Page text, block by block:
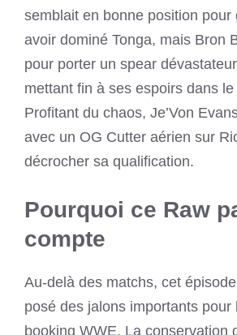
semblait en bonne position pour
avoir dominé Tonga, mais Bron
pour porter un spear
mettant fin à ses espoirs dans
Profitant du chaos, Je’Von
avec un OG Cutter aérien sur
décrocher sa qualification.
Pourquoi ce Raw
compte
Au-delà des matchs, cet
posé des jalons importants pour
booking WWE. La conservation